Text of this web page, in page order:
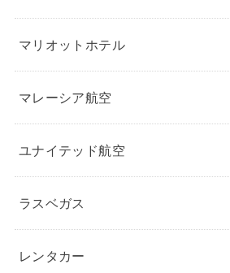
マリオットホテル
マレーシア航空
ユナイテッド航空
ラスベガス
レンタカー